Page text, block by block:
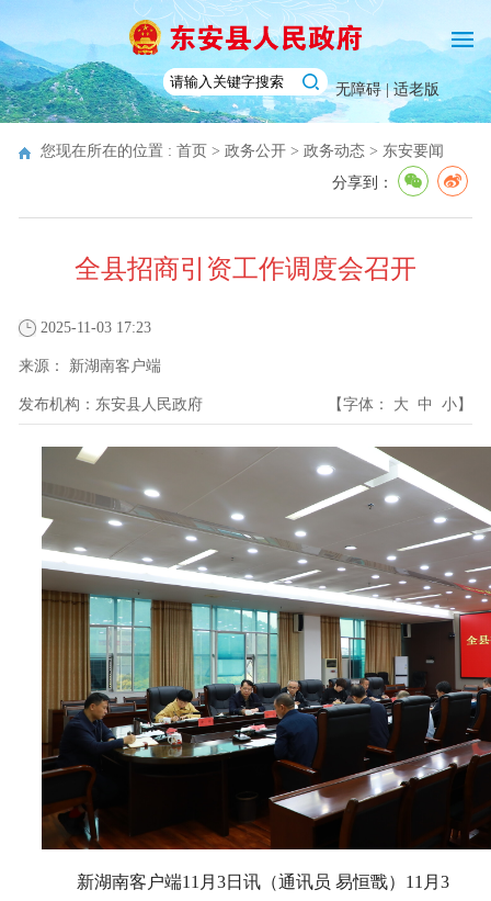
无障碍 |适老版
您现在所在的位置 : 首页 > 政务公开 > 政务动态 > 东安要闻
分享到：
全县招商引资工作调度会召开
2025-11-03 17:23
来源： 新湖南客户端
发布机构： 东安县人民政府 【字体： 大 中 小】
新湖南客户端11月3日讯（通讯员 易恒戬）11月3